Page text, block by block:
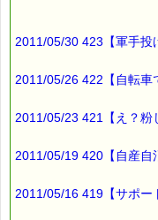
*****@pass-thyme.com
2011/05/30 423【軍手投
2011/05/26 422【自転車
2011/05/23 421【え？粉
2011/05/19 420【自産自
2011/05/16 419【サポー